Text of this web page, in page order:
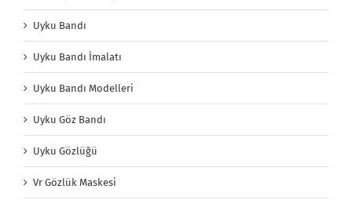
Uyku Bandı
Uyku Bandı İmalatı
Uyku Bandı Modelleri
Uyku Göz Bandı
Uyku Gözlüğü
Vr Gözlük Maskesi